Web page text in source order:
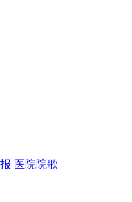
医院院歌